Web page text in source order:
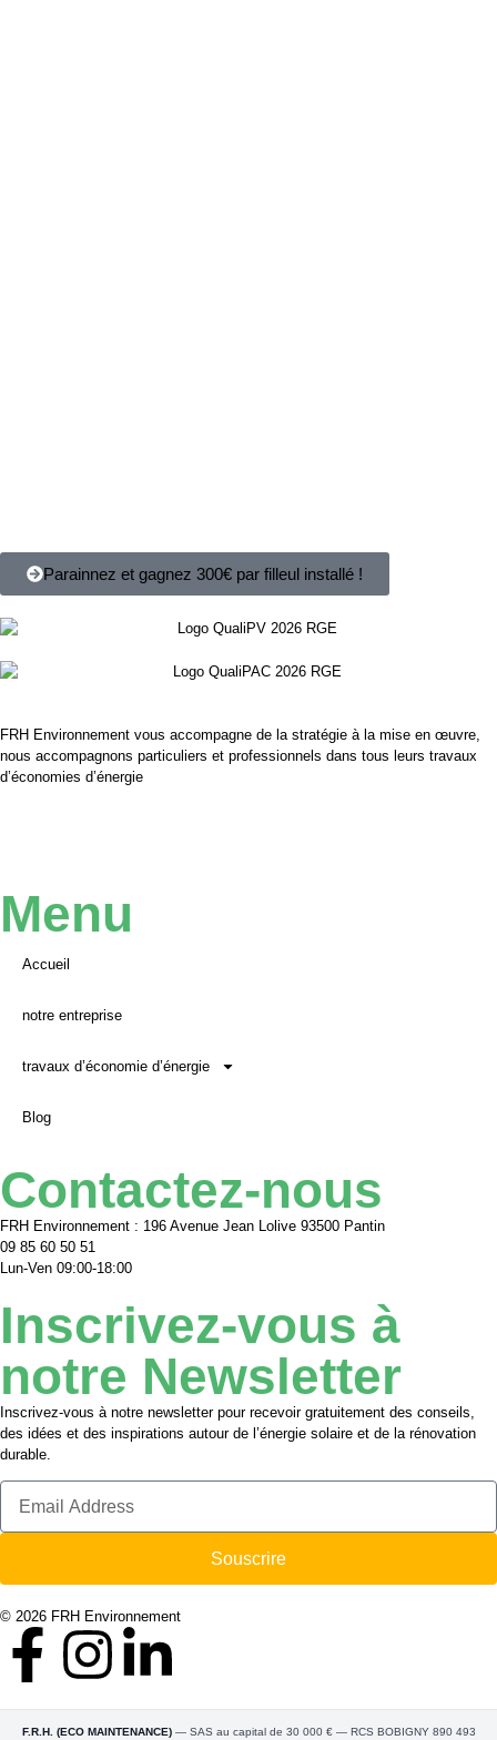
Parainnez et gagnez 300€ par filleul installé !
FRH Environnement vous accompagne de la stratégie à la mise en œuvre,
nous accompagnons particuliers et professionnels dans tous leurs travaux
d’économies d’énergie
Menu
Accueil
notre entreprise
travaux d’économie d’énergie
Blog
Contactez-nous
FRH Environnement : 196 Avenue Jean Lolive 93500 Pantin
09 85 60 50 51
Lun-Ven 09:00-18:00
Inscrivez-vous à
notre Newsletter
Inscrivez-vous à notre newsletter pour recevoir gratuitement des conseils,
des idées et des inspirations autour de l’énergie solaire et de la rénovation
durable.
Souscrire
© 2026 FRH Environnement
F.R.H. (ECO MAINTENANCE)— SAS au capital de 30 000 € — RCS BOBIGNY 890 493